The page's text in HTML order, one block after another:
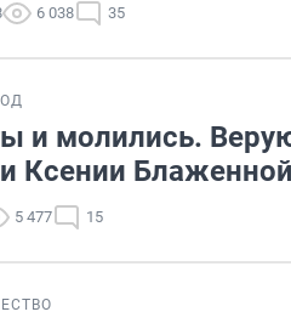
6 038 35
и молились.
Ксении Блаженной
5 477 15